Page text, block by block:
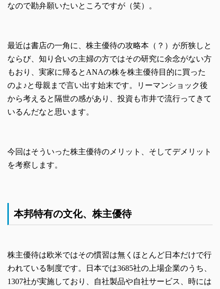
なので勘弁願いたいところですが（笑）。
最近は書店の一角に、株主優待の攻略本（？）が所狭しと
ならび、知り合いの主婦の方ではその研究に余念がない方
もおり、実家に帰るとANAの株を株主優待目的に買った
のよ♪と母親まで言い出す始末です。リーマンショック後
から考えると隔世の感があり、投資も市井で流行ってきて
いるんだなと思います。
今回はそういった株主優待のメリット、そしてデメリット
を考察します。
本邦特有の文化、株主優待
株主優待は欧米ではその慣習は無くほとんど日本だけで行
われている制度です。日本では3685社の上場企業のうち、
1307社が実施しており、自社製品や自社サービス、時には